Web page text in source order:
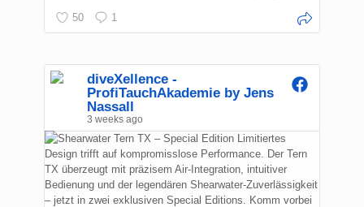
50 1
diveXellence -
ProfiTauchAkademie by Jens
Nassall
3 weeks ago